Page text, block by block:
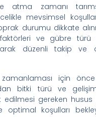
atma zamanı
mevsimsel
durumu dikkate
ve gübre türü
düzenli takip ve
zamanlaması için
bitki türü ve
edilmesi gereken
optimal koşulları